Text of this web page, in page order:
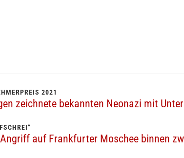
2021
zeichnete bekannten Neonazi mit
auf Frankfurter Moschee binnen